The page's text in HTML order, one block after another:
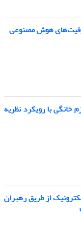
ظرفیت‌های هوش مصنوعی
خانگی با رویکرد نظریه
از طریق رهبران